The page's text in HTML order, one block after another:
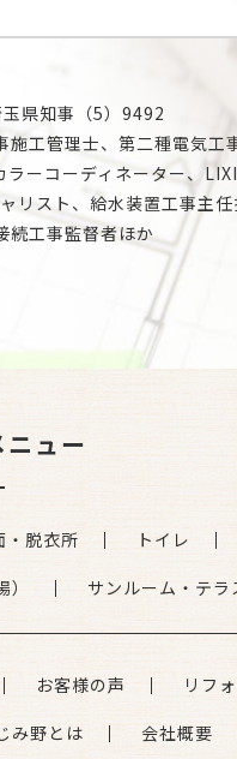
県知事（5）9492
工管理士、第二種電気工
ーコーディネーター、
リスト、給水装置工事主
続工事監督者ほか
ュー
・脱衣所
トイレ
サンルーム・テラ
お客様の声
リフ
み野とは 会社概要